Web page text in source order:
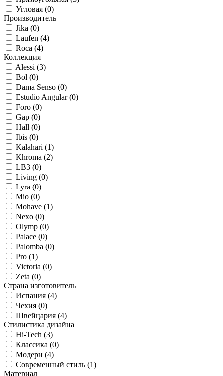
Угловая (0)
Производитель
Jika (0)
Laufen (4)
Roca (4)
Коллекция
Alessi (3)
Bol (0)
Dama Senso (0)
Estudio Angular (0)
Foro (0)
Gap (0)
Hall (0)
Ibis (0)
Kalahari (1)
Khroma (2)
LB3 (0)
Living (0)
Lyra (0)
Mio (0)
Mohave (1)
Nexo (0)
Olymp (0)
Palace (0)
Palomba (0)
Pro (1)
Victoria (0)
Zeta (0)
Страна изготовитель
Испания (4)
Чехия (0)
Швейцария (4)
Стилистика дизайна
Hi-Tech (3)
Классика (0)
Модерн (4)
Современный стиль (1)
Материал